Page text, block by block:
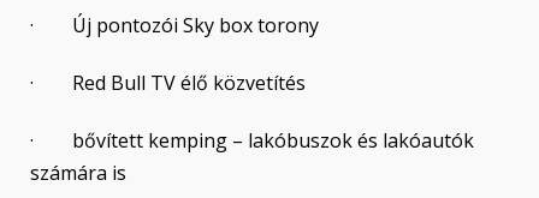
· Új pontozói Sky box torony
· Red Bull TV élő közvetítés
· bővített kemping – lakóbuszok és lakóautók
számára is